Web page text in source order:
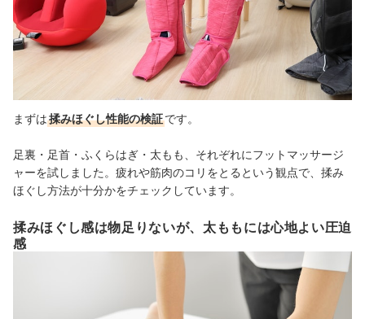
まずは揉みほぐし性能の検証です。
足裏・足首・ふくらはぎ・太もも、それぞれにフットマッサージ
ャーを試しました。疲れや筋肉のコリをとるという観点で、揉み
ほぐし方法が十分かをチェックしています。
揉みほぐし感は物足りないが、太ももには心地よい圧迫
感